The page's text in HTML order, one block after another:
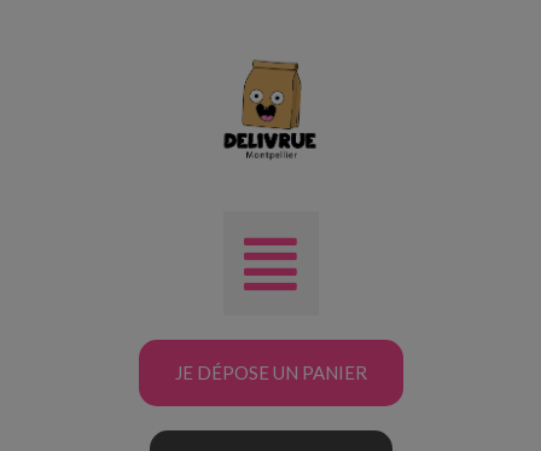
JE DÉPOSE UN PANIER